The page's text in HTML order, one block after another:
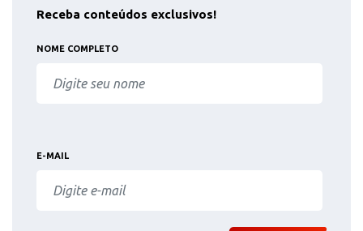
Receba conteúdos exclusivos!
NOME COMPLETO
E-MAIL